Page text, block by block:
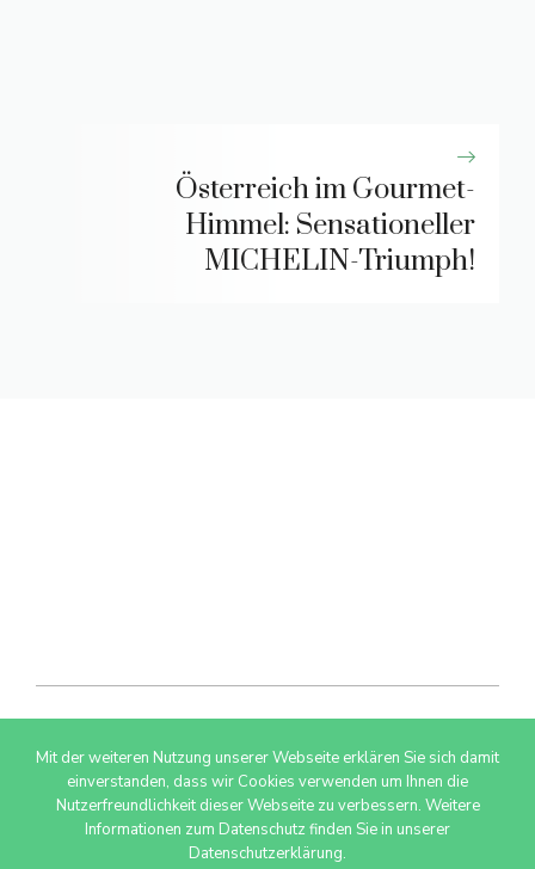
Österreich im Gourmet-
Himmel: Sensationeller
MICHELIN-Triumph!
© 2026 AdSimple GmbH
Mit der weiteren Nutzung unserer Webseite erklären Sie sich damit
einverstanden, dass wir Cookies verwenden um Ihnen die
Nutzerfreundlichkeit dieser Webseite zu verbessern. Weitere
Informationen zum Datenschutz finden Sie in unserer
Datenschutzerklärung.